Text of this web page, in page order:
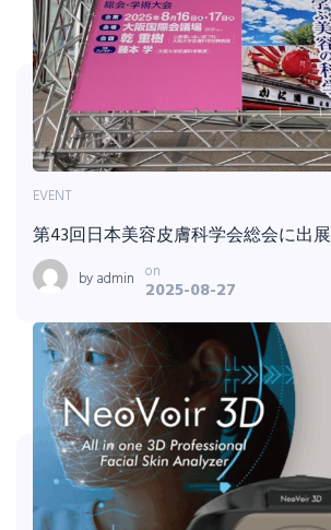
EVENT
第43回日本美容皮膚科学会総会に出展
byadmin on
2025-08-27